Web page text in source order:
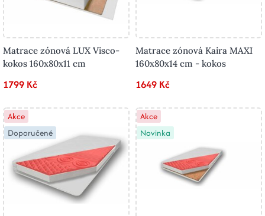
Matrace zónová LUX Visco-
kokos 160x80x11 cm
1799 Kč
Matrace zónová Kaira MAXI
160x80x14 cm - kokos
1649 Kč
Akce
Doporučené
Akce
Novinka